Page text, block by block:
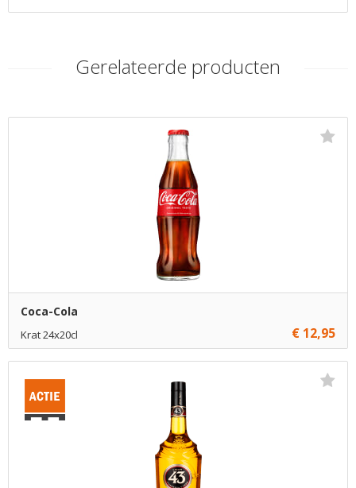
Gerelateerde producten
Coca-Cola
Krat 24x20cl € 12,95
€ 12,70
€ 12,45